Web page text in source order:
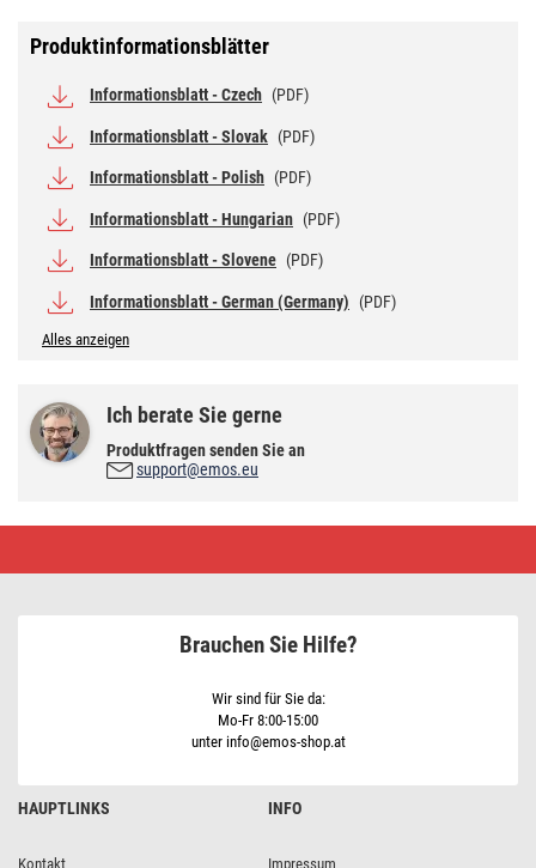
Produktinformationsblätter
Informationsblatt - Czech (PDF)
Informationsblatt - Slovak (PDF)
Informationsblatt - Polish (PDF)
Informationsblatt - Hungarian (PDF)
Informationsblatt - Slovene (PDF)
Informationsblatt - German (Germany) (PDF)
Alles anzeigen
Ich berate Sie gerne
Produktfragen senden Sie an
support@emos.eu
Classic
Kalt-HAUPTLINKS
Kontakt
INFO
Impressum
Brauchen Sie Hilfe?
Wir sind für Sie da:
Mo-Fr 8:00-15:00
unter info@emos-shop.at